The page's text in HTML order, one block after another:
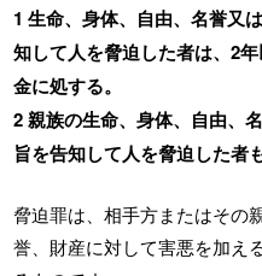
1 生命、身体、自由、名誉又
知して人を脅迫した者は、2
金に処する。
2 親族の生命、身体、自由、
旨を告知して人を脅迫した者
脅迫罪は、相手方またはその
誉、財産に対して害悪を加え